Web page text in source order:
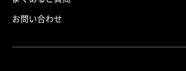
お問い合わせ